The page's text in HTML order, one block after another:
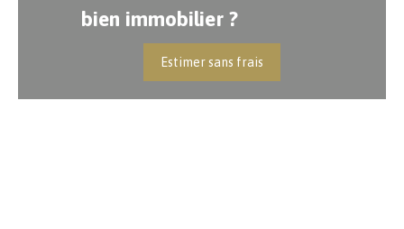
bien immobilier ?
Estimer sans frais